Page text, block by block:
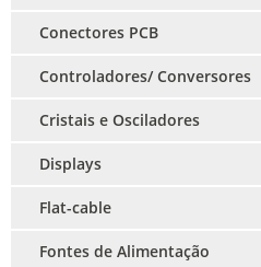
Conectores PCB
Controladores/ Conversores
Cristais e Osciladores
Displays
Flat-cable
Fontes de Alimentação